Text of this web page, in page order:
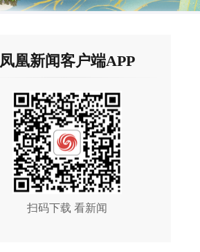
凤凰新闻客户端APP
扫码下载 看新闻